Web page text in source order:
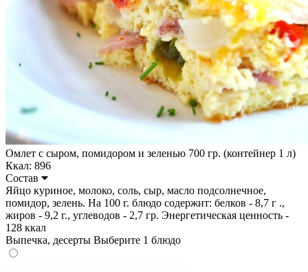
Омлет с сыром, помидором и зеленью 700 гр. (контейнер 1 л)
Ккал: 896
Состав
Яйцо куриное, молоко, соль, сыр, масло подсолнечное,
помидор, зелень. На 100 г. блюдо содержит: белков - 8,7 г .,
жиров - 9,2 г., углеводов - 2,7 гр. Энергетическая ценность -
128 ккал
Выпечка, десерты Выберите 1 блюдо